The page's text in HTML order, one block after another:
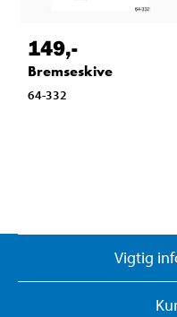
149,-
Bremseskive
64-332
Vigtig